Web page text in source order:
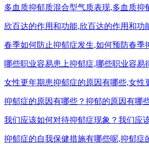
多血质抑郁质混合型气质表现,多血质抑
欣百达的作用和功能,欣百达的作用和功
春季如何防止抑郁症发生,如何预防春季
哪些职业容易患上抑郁症,哪些职业容易
女性更年期患抑郁症的原因有哪些,女
抑郁症的原因有哪些？抑郁的原因有哪
我们应该如何对待抑郁症现象？我们应
抑郁症的自我保健措施有哪些呢,抑郁症